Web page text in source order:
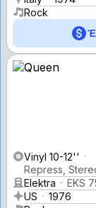
Rock
Vinyl 10-12''
Repress,
Elektra
EKS
US
1976